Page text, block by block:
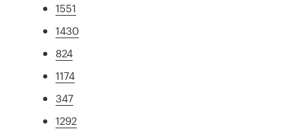
1551
1430
824
1174
347
1292